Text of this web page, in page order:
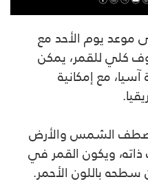
يوم الأحد مع
كلي للقمر، يمكن
مع إمكانية
الشمس والأرض
ويكون القمر في
سطحه باللون الأحمر.